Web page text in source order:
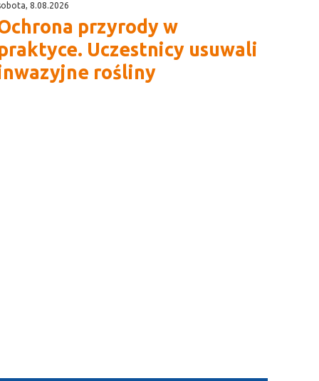
8.08.2026
przyrody w
Uczestnicy usuwali
rośliny